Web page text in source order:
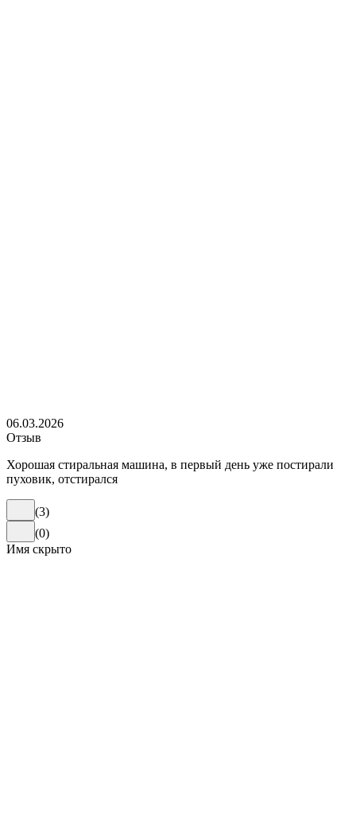
06.03.2026
Отзыв
Хорошая стиральная машина, в первый день уже постирали
пуховик, отстирался
(3)
(0)
Имя скрыто